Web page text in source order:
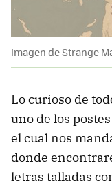
Imagen de Strange
Lo curioso de
uno de los
el cual nos
donde
letras talladas